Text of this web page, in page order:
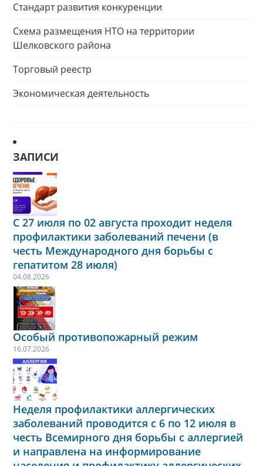
Стандарт развития конкуренции
Схема размещения НТО на территории
Шелковского района
Торговый реестр
Экономическая деятельность
ЗАПИСИ
С 27 июля по 02 августа проходит неделя
профилактики заболеваний печени (в
честь Международного дня борьбы с
гепатитом 28 июля)
04.08.2026
Особый противопожарный режим
16.07.2026
Неделя профилактики аллергических
заболеваний проводится с 6 по 12 июля в
честь Всемирного дня борьбы с аллергией
и направлена на информирование